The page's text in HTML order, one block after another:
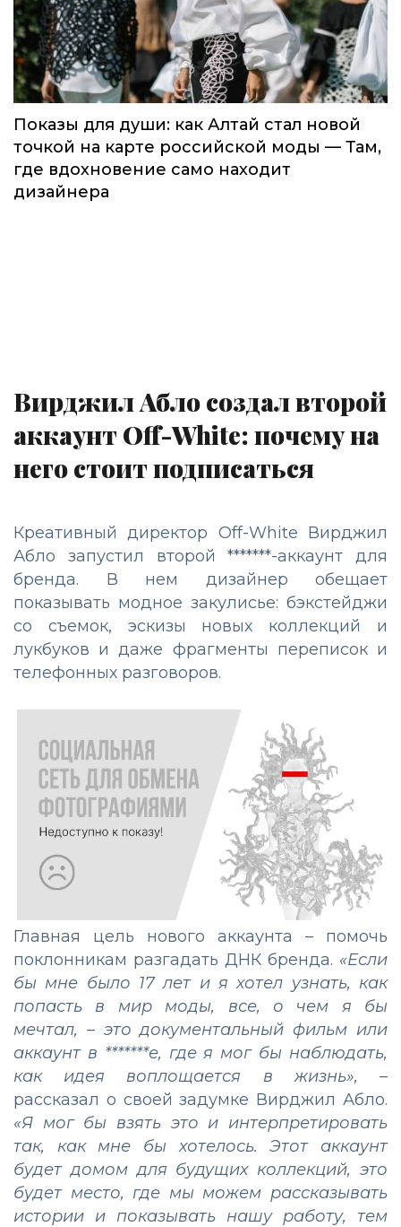
Показы для души: как Алтай стал новой
точкой на карте российской моды — Там,
где вдохновение само находит
дизайнера
Вирджил Абло создал второй
аккаунт Off-White: почему на
него стоит подписаться
Креативный директор Off-White Вирджил
Абло запустил второй *******-аккаунт для
бренда. В нем дизайнер обещает
показывать модное закулисье: бэкстейджи
со съемок, эскизы новых коллекций и
лукбуков и даже фрагменты переписок и
телефонных разговоров.
Главная цель нового аккаунта – помочь
поклонникам разгадать ДНК бренда. «Если
бы мне было 17 лет и я хотел узнать, как
попасть в мир моды, все, о чем я бы
мечтал, – это документальный фильм или
аккаунт в *******е, где я мог бы наблюдать,
как идея воплощается в жизнь», –
рассказал о своей задумке Вирджил Абло.
«Я мог бы взять это и интерпретировать
так, как мне бы хотелось. Этот аккаунт
будет домом для будущих коллекций, это
будет место, где мы можем рассказывать
истории и показывать нашу работу, тем